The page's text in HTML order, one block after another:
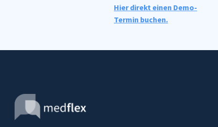
Hier direkt einen Demo-
Termin buchen.